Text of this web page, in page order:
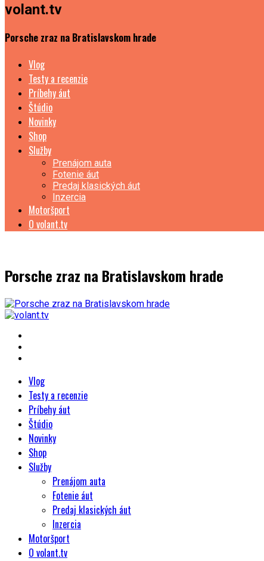
volant.tv
Porsche zraz na Bratislavskom hrade
Vlog
Testy a recenzie
Príbehy áut
Štúdio
Novinky
Shop
Služby
Prenájom auta
Fotenie áut
Predaj klasických áut
Inzercia
Motoršport
O volant.tv
Porsche zraz na Bratislavskom hrade
Vlog
Testy a recenzie
Príbehy áut
Štúdio
Novinky
Shop
Služby
Prenájom auta
Fotenie áut
Predaj klasických áut
Inzercia
Motoršport
O volant.tv